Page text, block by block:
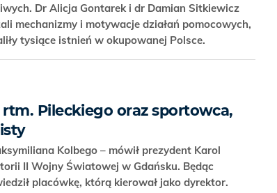
Dr Alicja Gontarek i dr Damian Sitkiewicz
mechanizmy i motywacje działań pomocowych,
tysiące istnień w okupowanej Polsce.
Pileckiego oraz sportowca,
Kolbego – mówił prezydent Karol
II Wojny Światowej w Gdańsku. Będąc
placówkę, którą kierował jako dyrektor.